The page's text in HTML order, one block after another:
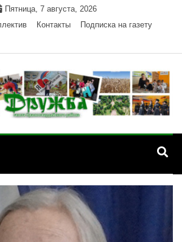
Пятница, 7 августа, 2026
Контакты Подписка на газету
— газета
РА
района Республики Адыгея